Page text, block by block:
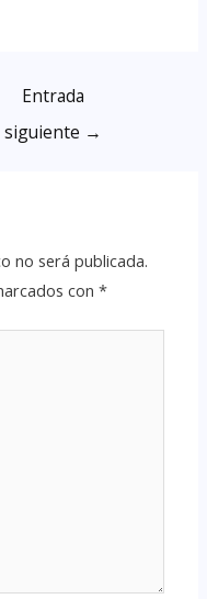
Entrada
siguiente →
no será publicada.
con*